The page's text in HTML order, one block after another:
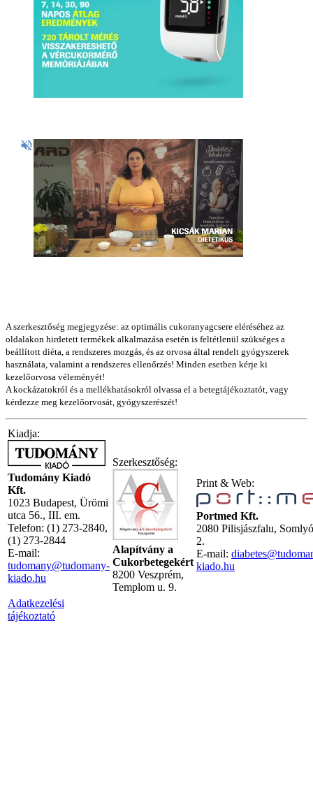
A szerkesztőség megjegyzése: az optimális cukoranyagcsere eléréséhez az
oldalakon hirdetett termékek alkalmazása esetén is feltétlenül szükséges a
beállított diéta, a rendszeres mozgás, és az orvosa által rendelt gyógyszerek
használata, valamint a rendszeres ellenőrzés! Minden esetben kérje ki
kezelőorvosa véleményét!
A kockázatokról és a mellékhatásokról olvassa el a betegtájékoztatót, vagy
kérdezze meg kezelőorvosát, gyógyszerészét!
Kiadja:
Tudomány Kiadó
Kft.
1023 Budapest, Ürömi
utca 56., III. em.
Telefon: (1) 273-2840,
(1) 273-2844
E-mail:
tudomany@tudomany-
kiado.hu
Adatkezelési
tájékoztató
Szerkesztőség:
Alapítvány a
Cukorbetegekért
8200 Veszprém,
Templom u. 9.
Print & Web:
Portmed Kft.
2080 Pilisjászfalu,
2.
E-mail:
kiado.hu